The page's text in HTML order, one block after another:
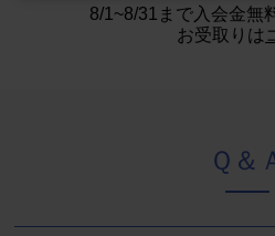
8/1~8/31まで入会金無
お受取りは
Ｑ＆